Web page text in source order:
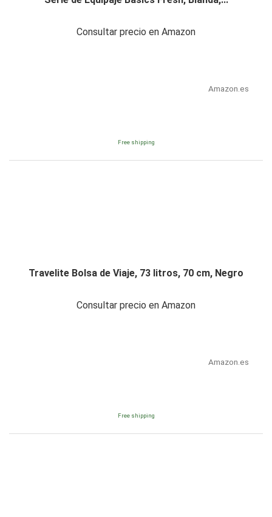
Consultar precio en Amazon
Amazon.es
Free shipping
Travelite Bolsa de Viaje, 73 litros, 70 cm, Negro
Consultar precio en Amazon
Amazon.es
Free shipping